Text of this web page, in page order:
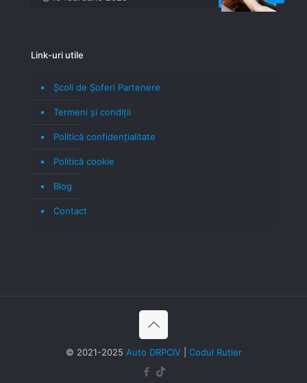
Link-uri utile
Școli de Șoferi Partenere
Termeni şi condiţii
Politică confidenţialitate
Politică cookie
Blog
Contact
© 2021-2025 Auto DRPCIV| Codul Rutier